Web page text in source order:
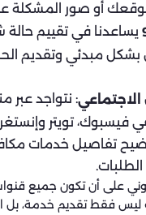
أو صور المشكلة عبر
في تقييم حالة
بشكل مبدئي وتقديم
: نتواجد عبر
فيسبوك،تويتر
تفاصيل خدمات
على أن تكون جميع
ليس فقط تقديم خدمة، بل